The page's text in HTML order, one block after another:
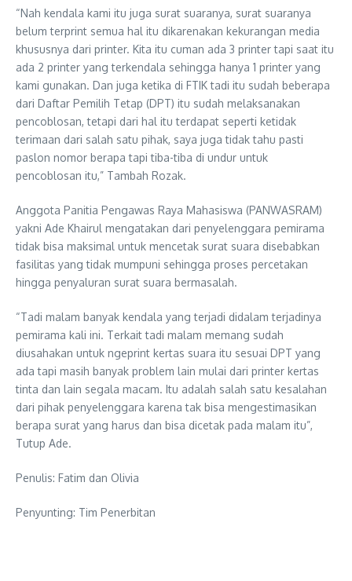
“Nah kendala kami itu juga surat suaranya, surat suaranya
belum terprint semua hal itu dikarenakan kekurangan media
khususnya dari printer. Kita itu cuman ada 3 printer tapi saat itu
ada 2 printer yang terkendala sehingga hanya 1 printer yang
kami gunakan. Dan juga ketika di FTIK tadi itu sudah beberapa
dari Daftar Pemilih Tetap (DPT) itu sudah melaksanakan
pencoblosan, tetapi dari hal itu terdapat seperti ketidak
terimaan dari salah satu pihak, saya juga tidak tahu pasti
paslon nomor berapa tapi tiba-tiba di undur untuk
pencoblosan itu,” Tambah Rozak.
Anggota Panitia Pengawas Raya Mahasiswa (PANWASRAM)
yakni Ade Khairul mengatakan dari penyelenggara pemirama
tidak bisa maksimal untuk mencetak surat suara disebabkan
fasilitas yang tidak mumpuni sehingga proses percetakan
hingga penyaluran surat suara bermasalah.
“Tadi malam banyak kendala yang terjadi didalam terjadinya
pemirama kali ini. Terkait tadi malam memang sudah
diusahakan untuk ngeprint kertas suara itu sesuai DPT yang
ada tapi masih banyak problem lain mulai dari printer kertas
tinta dan lain segala macam. Itu adalah salah satu kesalahan
dari pihak penyelenggara karena tak bisa mengestimasikan
berapa surat yang harus dan bisa dicetak pada malam itu”,
Tutup Ade.
Penulis: Fatim dan Olivia
Penyunting: Tim Penerbitan